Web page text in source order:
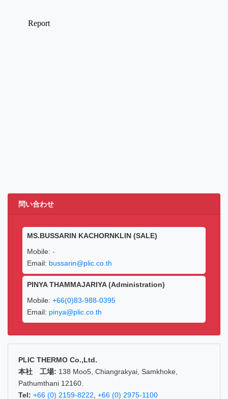
問い合わせ
MS.BUSSARIN KACHORNKLIN (SALE)
Mobile: -
Email: bussarin@plic.co.th
PINYA THAMMAJARIYA (Administration)
Mobile: +66(0)83-988-0395
Email: pinya@plic.co.th
PLIC THERMO Co.,Ltd.
本社 工場: 138 Moo5, Chiangrakyai, Samkhoke,
Pathumthani 12160.
Tel: +66 (0) 2159-8222 +66 (0) 2975-1100